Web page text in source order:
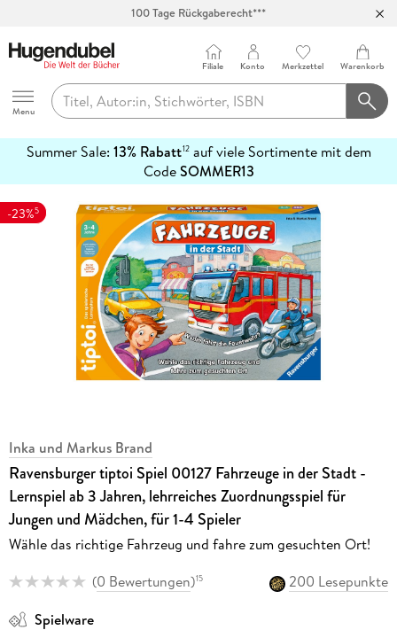
Hugendubel
Menu
Filiale Konto Merkzettel Warenkorb
Summer Sale: 13% Rabatt12auf viele Sortimente mit dem
CodeSOMMER13
erfahren
-23%5
Inka und Markus Brand
Ravensburger tiptoi Spiel 00127 Fahrzeuge in der Stadt -
Lernspiel ab 3 Jahren, lehrreiches Zuordnungsspiel für
Jungen und Mädchen, für 1-4 Spieler
Wähle das richtige Fahrzeug und fahre zum gesuchten Ort!
(0 Bewertungen)15
200 Lesepunkte
Spielware